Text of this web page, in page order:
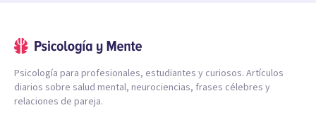
Psicología para profesionales, estudiantes y curiosos. Artículos
diarios sobre salud mental, neurociencias, frases célebres y
relaciones de pareja.